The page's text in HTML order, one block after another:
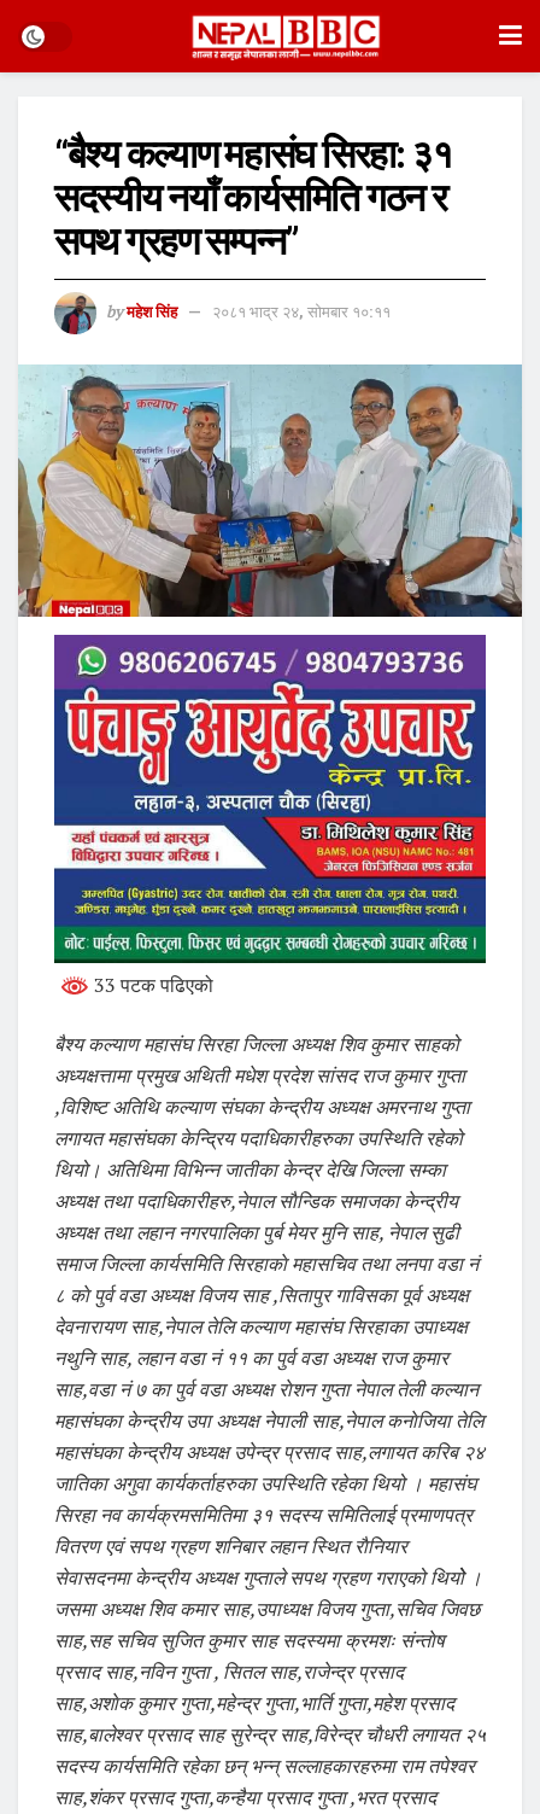
“बैश्य कल्याण महासंघ सिरहा: ३१
सदस्यीय नयाँ कार्यसमिति गठन र
सपथ ग्रहण सम्पन्न”
by महेश सिंह २०८१ भाद्र २४, सोमबार १०:११
33 पटक पढिएको
बैश्य कल्याण महासंघ सिरहा जिल्ला अध्यक्ष शिव कुमार साहको
अध्यक्षत्तामा प्रमुख अथिती मधेश प्रदेश सांसद राज कुमार गुप्ता
,विशिष्ट अतिथि कल्याण संघका केन्द्रीय अध्यक्ष अमरनाथ गुप्ता
लगायत महासंघका केन्द्रिय पदाधिकारीहरुका उपस्थिति रहेको
थियो। अतिथिमा विभिन्न जातीका केन्द्र देखि जिल्ला सम्का
अध्यक्ष तथा पदाधिकारीहरु,नेपाल साैन्डिक समाजका केन्द्रीय
अध्यक्ष तथा लहान नगरपालिका पुर्ब मेयर मुनि साह, नेपाल सुढी
समाज जिल्ला कार्यसमिति सिरहाकाे महासचिव तथा लनपा वडा नं
८ काे पुर्व वडा अध्यक्ष विजय साह ,सितापुर गाविसका पूर्व अध्यक्ष
देवनारायण साह,नेपाल तेलि कल्याण महासंघ सिरहाका उपाध्यक्ष
नथुनि साह, लहान वडा नं ११ का पुर्व वडा अध्यक्ष राज कुमार
साह,वडा नं ७ का पुर्व वडा अध्यक्ष राेशन गुप्ता नेपाल तेली कल्यान
महासंघका केन्द्रीय उपा अध्यक्ष नेपाली साह,नेपाल कनाेजिया तेलि
महासंघका केन्द्रीय अध्यक्ष उपेन्द्र प्रसाद साह,लगायत करिब २४
जातिका अगुवा कार्यकर्ताहरुका उपस्थिति रहेका थियो । महासंघ
सिरहा नव कार्यक्रमसमितिमा ३१ सदस्य समितिलाई प्रमाणपत्र
वितरण एवं सपथ ग्रहण शनिबार लहान स्थित राैनियार
सेवासदनमा केन्द्रीय अध्यक्ष गुप्ताले सपथ ग्रहण गराएको थियोे ।
जसमा अध्यक्ष शिव कमार साह,उपाध्यक्ष विजय गुप्ता,सचिव जिवछ
साह,सह सचिव सुजित कुमार साह सदस्यमा क्रमशः संन्ताेष
प्रसाद साह,नविन गुप्ता , सितल साह,राजेन्द्र प्रसाद
साह,अशाेक कुमार गुप्ता,महेन्द्र गुप्ता,भार्ति गुप्ता,महेश प्रसाद
साह,बालेश्वर प्रसाद साह सुरेन्द्र साह,विरेन्द्र चाैधरी लगायत २५
सदस्य कार्यसमिति रहेका छन् भन्न् सल्लाहकारहरुमा राम तपेश्वर
साह,शंकर प्रसाद गुप्ता,कन्हैया प्रसाद गुप्ता ,भरत प्रसाद